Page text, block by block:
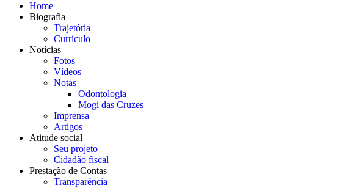
Home
Biografia
Trajetória
Currículo
Notícias
Fotos
Vídeos
Notas
Odontologia
Mogi das Cruzes
Imprensa
Artigos
Atitude social
Seu projeto
Cidadão fiscal
Prestação de Contas
Transparência